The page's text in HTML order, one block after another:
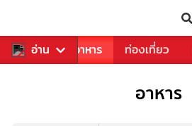
อ่าน
การเพลง อาหาร ท่องเที่ยว
อาหาร